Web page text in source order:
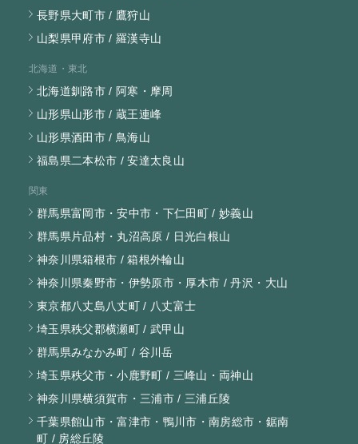
長野県大町市 / 鷹狩山
山梨県甲府市 / 羅漢寺山
北海道・東北
北海道釧路市 / 阿寒・摩周
山形県山形市 / 蔵王連峰
山形県酒田市 / 鳥海山
福島県二本松市 / 安達太良山
関東
群馬県富岡市・安中市・下仁田町 / 妙義山
群馬県片品村・丸沼高原 / 日光白根山
神奈川県箱根市 / 箱根外輪山
神奈川県秦野市・伊勢原市・厚木市 / 丹沢・大山
東京都八丈島八丈町 / 八丈富士
埼玉県秩父郡横瀬町 / 武甲山
群馬県みなかみ町 / 谷川岳
埼玉県秩父市・小鹿野町 / 三峰山・両神山
神奈川県横須賀市・三浦市 / 三浦丘陵
千葉県館山市・富津市・鴨川市・南房総市・鋸南
町 / 房総丘陵